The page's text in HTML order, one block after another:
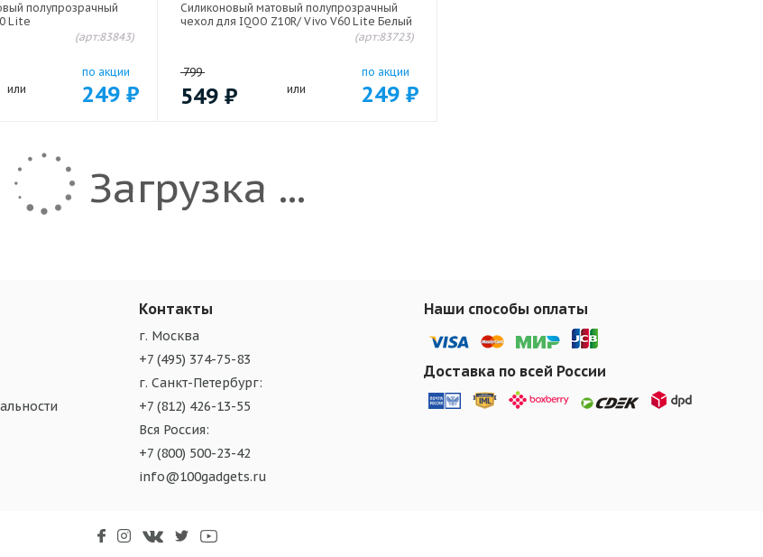
полупрозрачный
Lite
(арт:83843)
или
по акции
249 ₽
Силиконовый матовый полупрозрачный
чехол для IQOO Z10R/ Vivo V60 Lite Белый
(арт:83723)
799
549 ₽ или
по акции
249 ₽
Загрузка ...
Контакты
г. Москва
+7 (495) 374-75-83
г. Санкт-Петербург:
+7 (812) 426-13-55
Вся Россия:
+7 (800) 500-23-42
info@100gadgets.ru
Наши способы оплаты
Доставка по всей России